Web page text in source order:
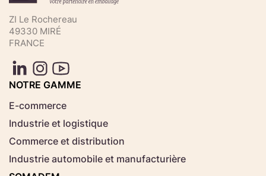
Aucun fichier
Télécharger
ZI Le Rochereau
49330 MIRÉ
FRANCE
NOTRE GAMME
E-commerce
Industrie et logistique
Commerce et distribution
Industrie automobile et manufacturière